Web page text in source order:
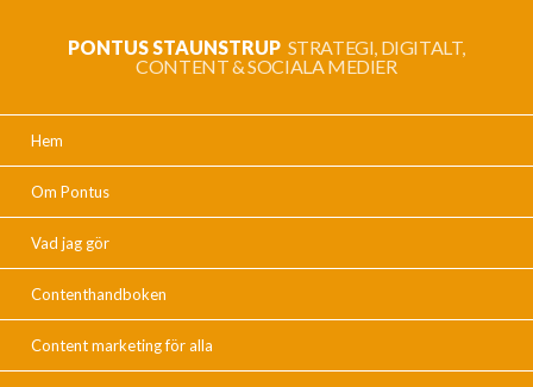
PONTUS STAUNSTRUP STRATEGI, DIGITALT,
CONTENT & SOCIALA MEDIER
Hem
Om Pontus
Vad jag gör
Contenthandboken
Content marketing för alla